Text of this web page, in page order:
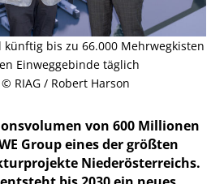
künftig bis zu 66.000 Mehrwegkisten
Einweggebinde täglich
RIAG / Robert Harson
von 600 Millionen
Group eines der größten
Niederösterreichs.